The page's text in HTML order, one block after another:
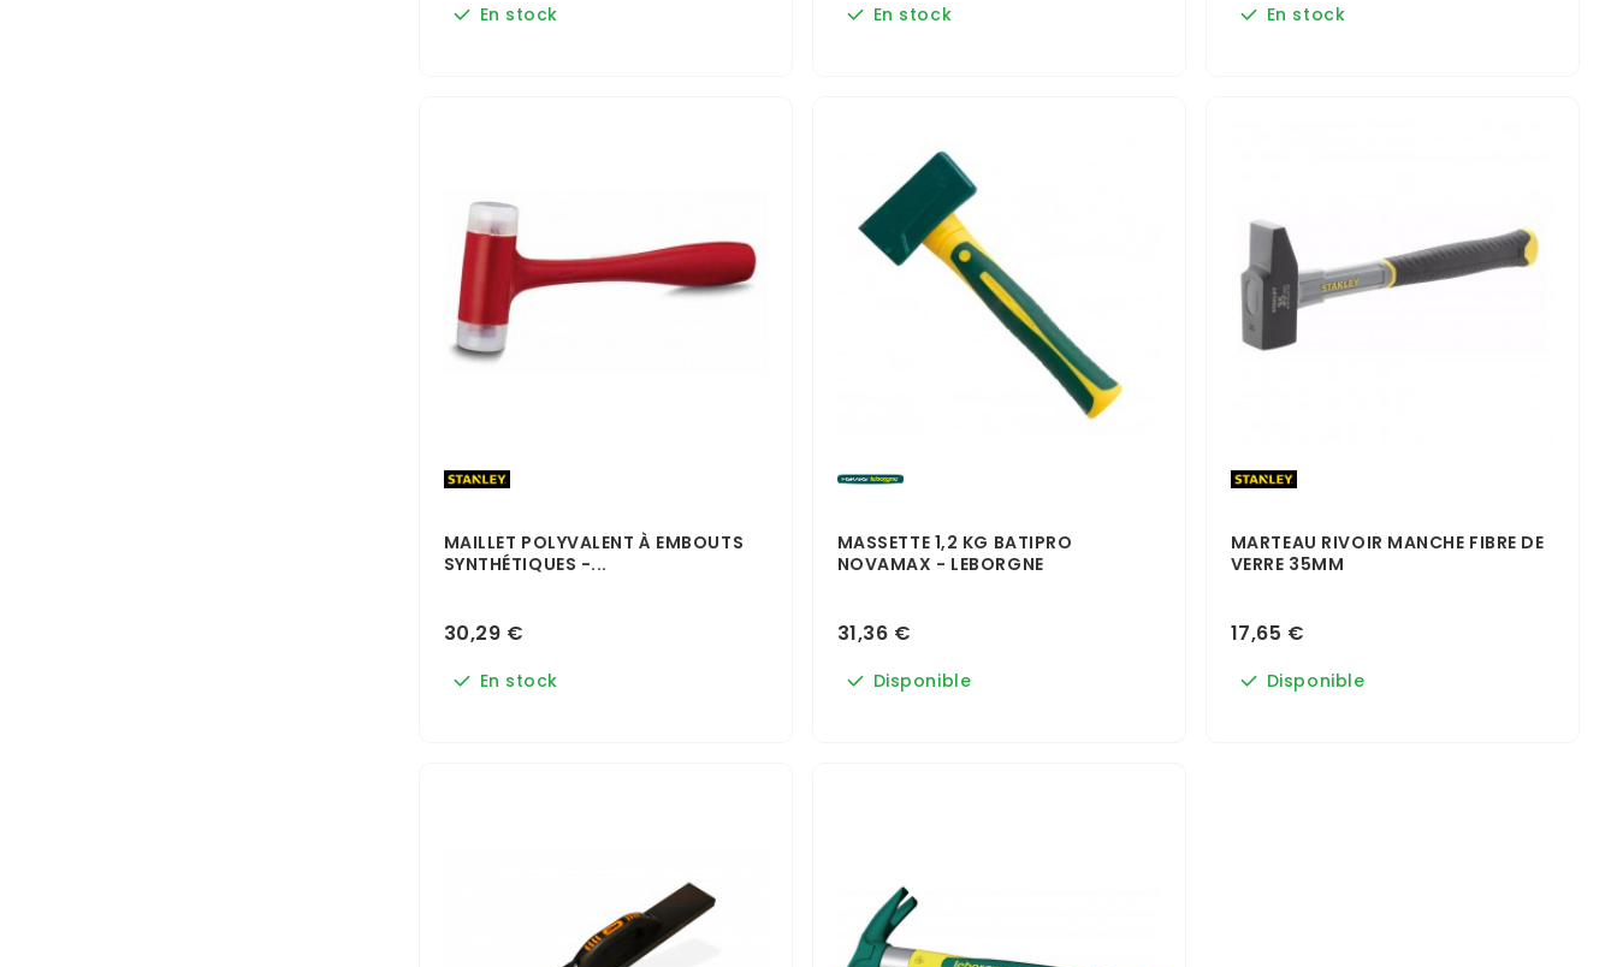
En stock En stock En stock
MAILLET POLYVALENT À EMBOUTS
SYNTHÉTIQUES -...
30,29 €
En stock
MASSETTE 1,2 KG BATIPRO
NOVAMAX - LEBORGNE
31,36 €
Disponible
MARTEAU RIVOIR MANCHE FIBRE DE
VERRE 35MM
17,65 €
Disponible